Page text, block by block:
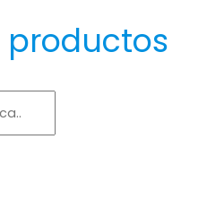
productos